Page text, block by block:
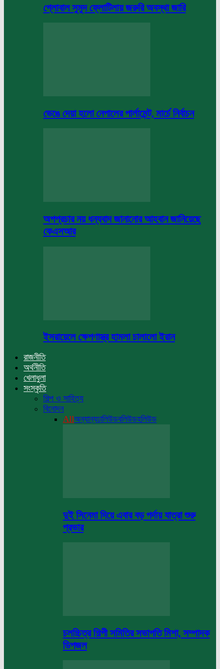
গ্লোবাল সুমুদ ফ্লোটিলায় জরুরি অবস্থা জারি
ভেঙে দেয়া হলো নেপালের পার্লামেন্ট, মার্চে নির্বাচন
অপপ্রচার নয় ধন্যবাদ জানানোর আহবান জানিয়েছে
কেএসআর
ইসরায়েলে ক্ষেপণাস্ত্র হামলা চালালো ইরান
রাজনীতি
অর্থনীতি
খেলাধুলা
সংস্কৃতি
শিল্প ও সাহিত্য
বিনোদন
Allঅন্যান্যঢালিউডবলিউডহলিউড
দুই সিনেমা দিয়ে এবার বড় পর্দায় যাত্রা শুরু
প্রভার
চলচ্চিত্র শিল্পী সমিতির সভাপতি মিশা, সম্পাদক
ডিপজল